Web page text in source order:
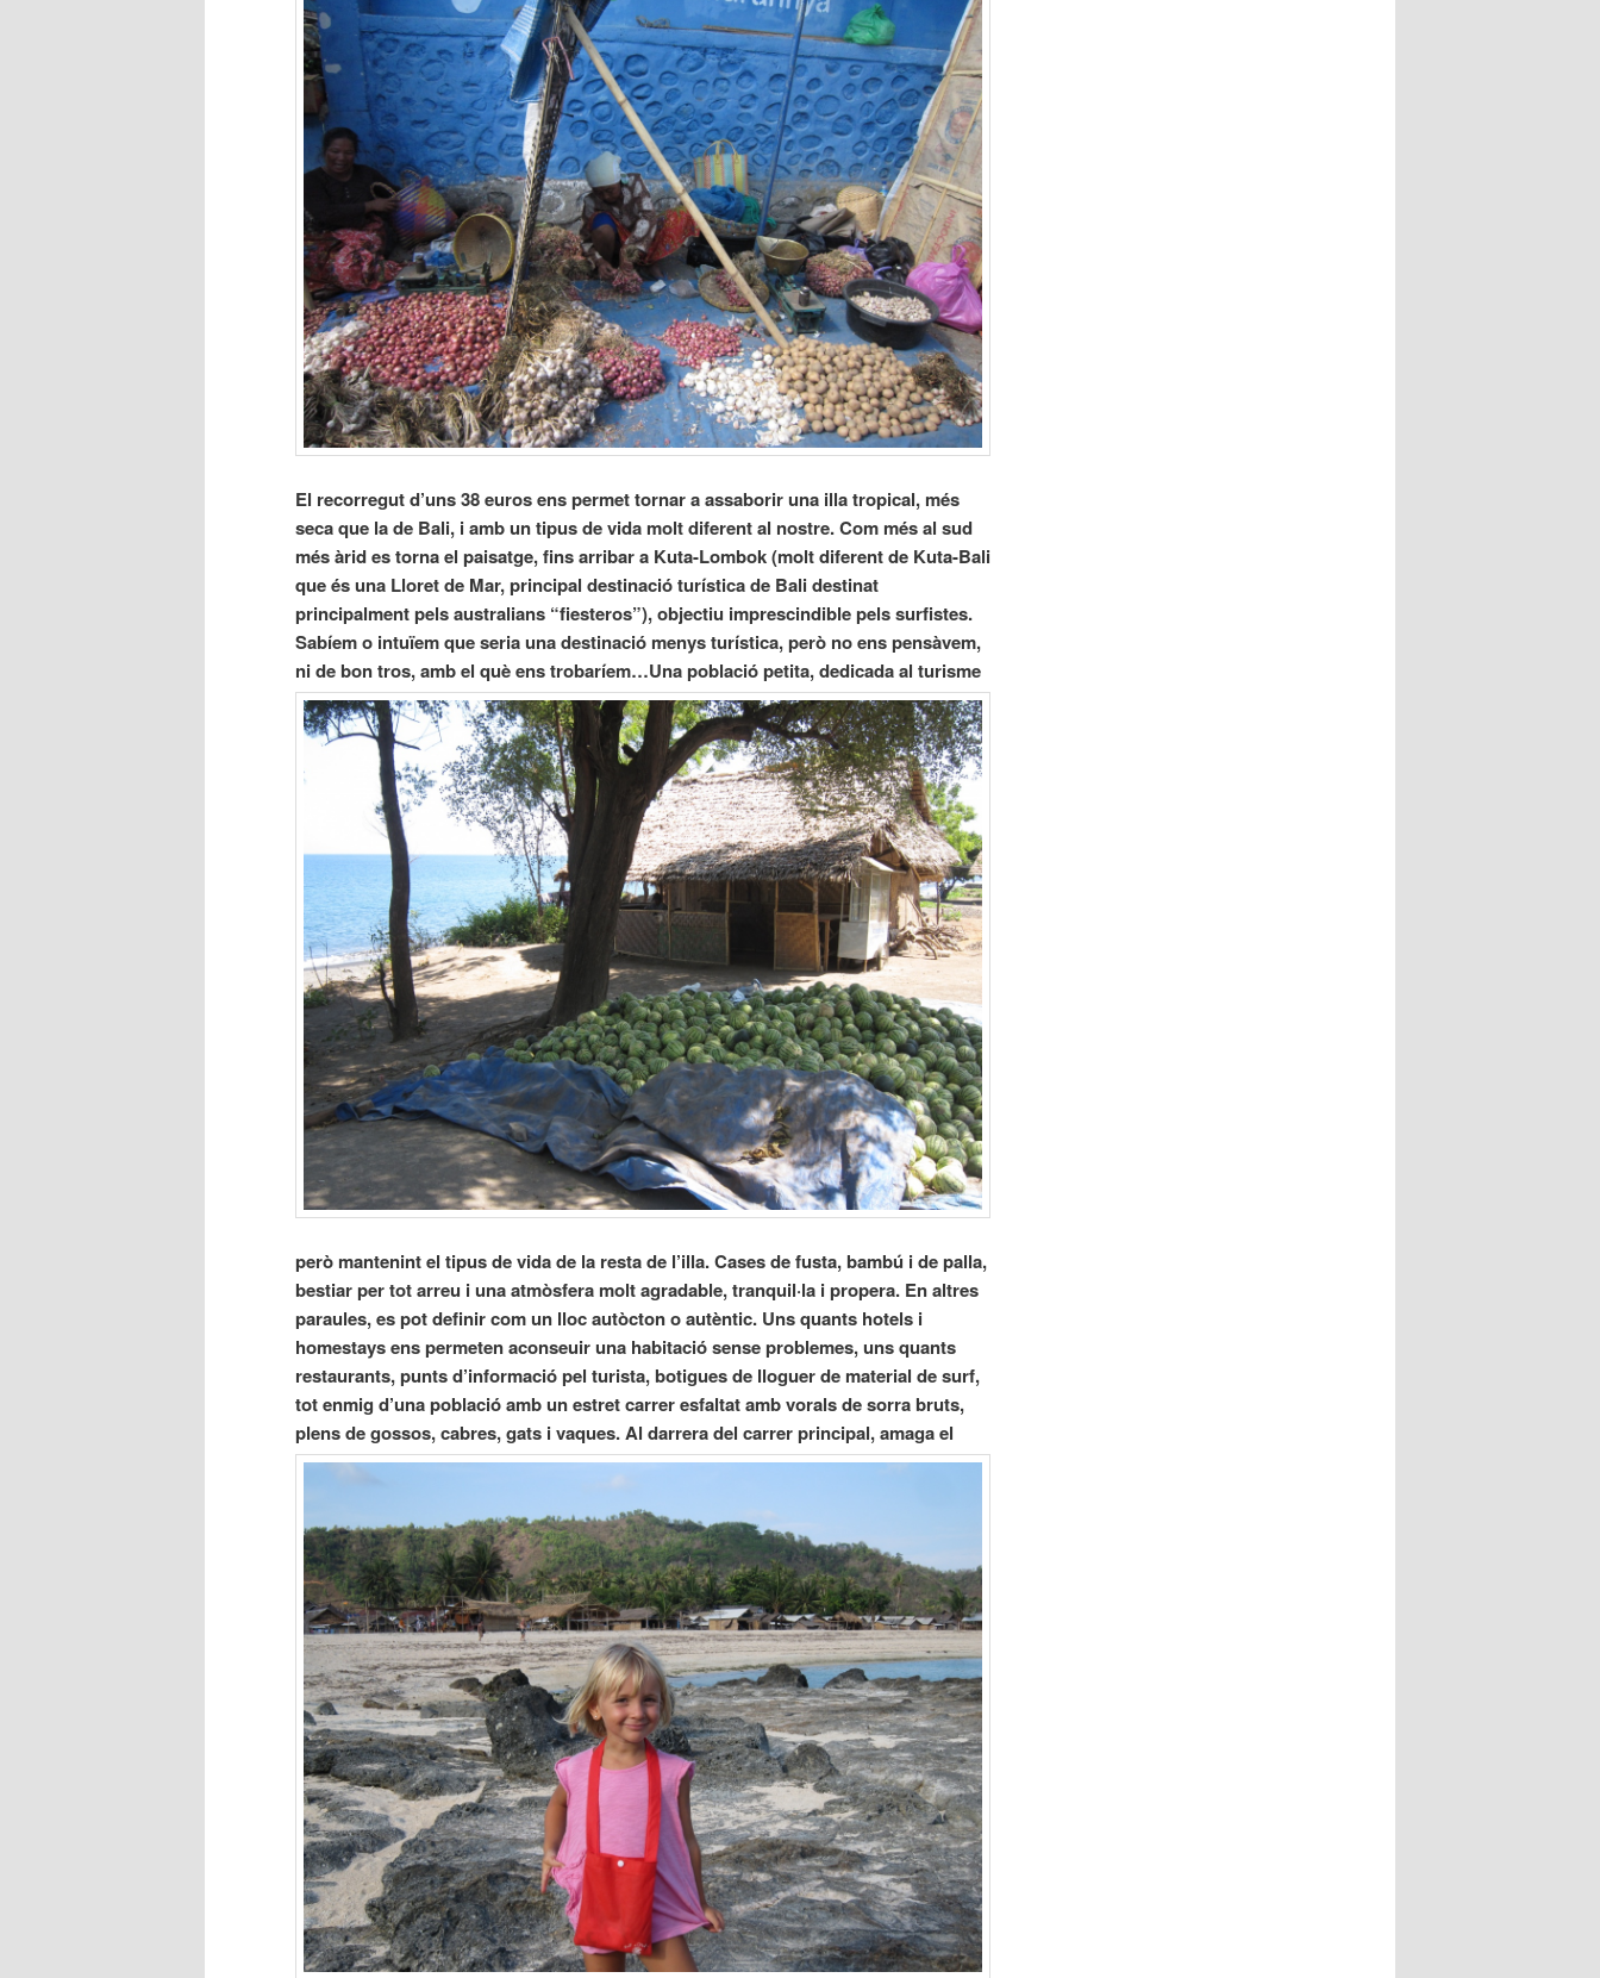
El recorregut d’uns 38 euros ens permet tornar a assaborir una illa tropical, més
seca que la de Bali, i amb un tipus de vida molt diferent al nostre. Com més al sud
més àrid es torna el paisatge, fins arribar a Kuta-Lombok (molt diferent de Kuta-Bali
que és una Lloret de Mar, principal destinació turística de Bali destinat
principalment pels australians “fiesteros”), objectiu imprescindible pels surfistes.
Sabíem o intuïem que seria una destinació menys turística, però no ens pensàvem,
ni de bon tros, amb el què ens trobaríem…Una població petita, dedicada al turisme
però mantenint el tipus de vida de la resta de l’illa. Cases de fusta, bambú i de palla,
bestiar per tot arreu i una atmòsfera molt agradable, tranquil·la i propera. En altres
paraules, es pot definir com un lloc autòcton o autèntic. Uns quants hotels i
homestays ens permeten aconseuir una habitació sense problemes, uns quants
restaurants, punts d’informació pel turista, botigues de lloguer de material de surf,
tot enmig d’una població amb un estret carrer esfaltat amb vorals de sorra bruts,
plens de gossos, cabres, gats i vaques.Al darrera del carrer principal, amaga el